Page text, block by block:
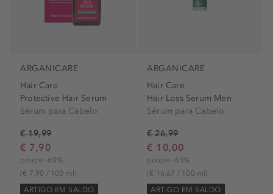
ARGANICARE
Hair Care
Protective Hair Serum
Sérum para Cabelo
€ 19,99
€ 7,90
poupe -60%
(€ 7,90 / 100 ml)
ARTIGO EM SALDO
ARGANICARE
Hair Care
Hair Loss Serum Men
Sérum para Cabelo
€ 26,99
€ 10,00
poupe -63%
(€ 16,67 / 100 ml)
ARTIGO EM SALDO